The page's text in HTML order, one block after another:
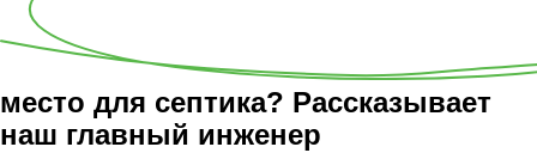
место для септика? Рассказывает
наш главный инженер